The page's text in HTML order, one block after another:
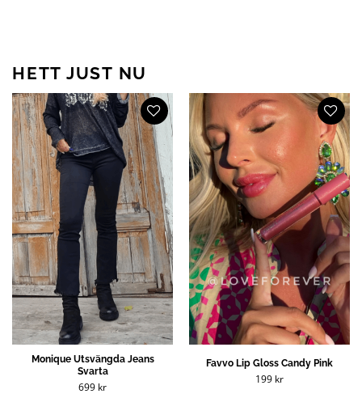
HETT JUST NU
Monique Utsvängda Jeans
Svarta
699 kr
Favvo Lip Gloss Candy Pink
199 kr